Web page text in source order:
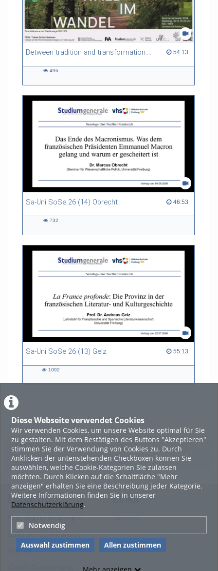
Diese Webseite verwendet Cookies
Wir verwenden Cookies, um unsere Website optimal für Sie
zu gestalten. Mit dem Bestätigen des Buttons "Akzeptieren"
stimmen Sie der Verwendung von Cookies zu. Durch
Anklicken der untenstehenden Checkboxen können Sie
auswählen, welche Cookie-Kategorien Sie zulassen
möchten. Durch Klicken auf die Schaltfläche "Mehr
anzeigen" erhalten Sie eine Beschreibung jeder Kategorie.
Weitere Informationen finden Sie in unserer
Datenschutzerklärung.
Notwendig
Auswahl zustimmen Allen zustimmen
Between tradition and transformation: how owners, advisers and institutions co-create knowledge for resilient forests in Europe 54:13
54:13 duration
496
Sa-Uni SoSe 26 (14) Obrecht 46:53
46:53 duration
732
Sa-Uni SoSe 26 (13) Gelz 55:13
55:13 duration
1092
LADE MEHR
Featured
Beliebtheit
Legal Info
Nutzungsbedingungen
Datenschutzerklärung
Imprint
Links
Sitemap